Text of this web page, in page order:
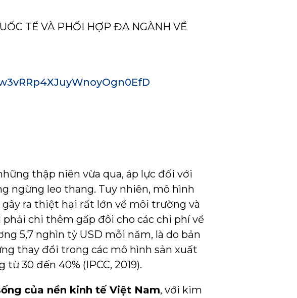
TẾ VÀ PHỐI HỢP ĐA NGÀNH VỀ
thập niên vừa qua, áp lực đối với
ngừng leo thang. Tuy nhiên, mô hình
ra thiệt hại rất lớn về môi trường và
chi thêm gấp đôi cho các chi phí về
5,7 nghìn tỷ USD mỗi năm, là do bản
thay đổi trong các mô hình sản xuất
30 đến 40% (IPCC, 2019).
của nền kinh tế Việt Nam, với kim